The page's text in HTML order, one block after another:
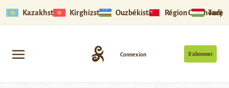
Kazakhstan Kirghizstan Ouzbékistan Région Ouïghoure
S’abonner
Connexion